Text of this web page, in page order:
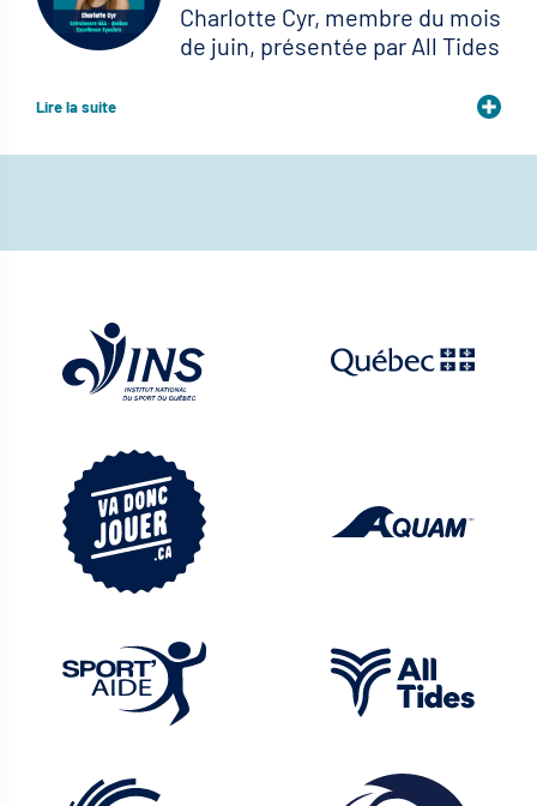
Charlotte Cyr, membre du mois
de juin, présentée par All Tides
Lire la suite